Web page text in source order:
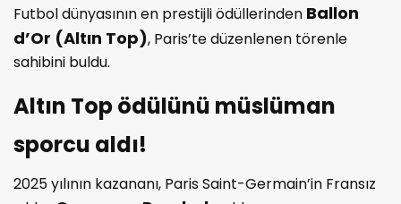
Futbol dünyasının en prestijli ödüllerinden Ballon
d’Or (Altın Top), Paris’te düzenlenen törenle
sahibini buldu.
Altın Top ödülünü müslüman
sporcu aldı!
2025 yılının kazananı, Paris Saint-Germain’in Fransız